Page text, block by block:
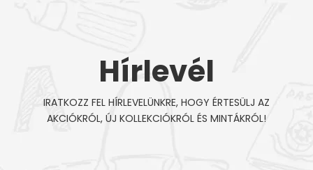
Hírlevél
IRATKOZZ FEL HÍRLEVELÜNKRE, HOGY ÉRTESÜLJ AZ
AKCIÓKRÓL, ÚJ KOLLEKCIÓKRÓL ÉS MINTÁKRÓL!